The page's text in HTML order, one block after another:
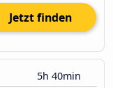
Jetzt finden
5h 40min